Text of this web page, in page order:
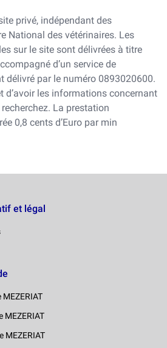
privé, indépendant des
National des vétérinaires. Les
sur le site sont délivrées à titre
d’un service de
délivré par le numéro 0893020600.
d’avoir les informations concernant
La prestation
0,8 cents d’Euro par min
et légal
MEZERIAT
MEZERIAT